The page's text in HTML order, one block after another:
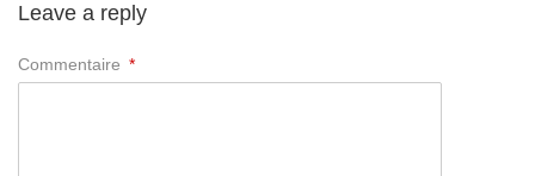
Leave a reply
Commentaire *